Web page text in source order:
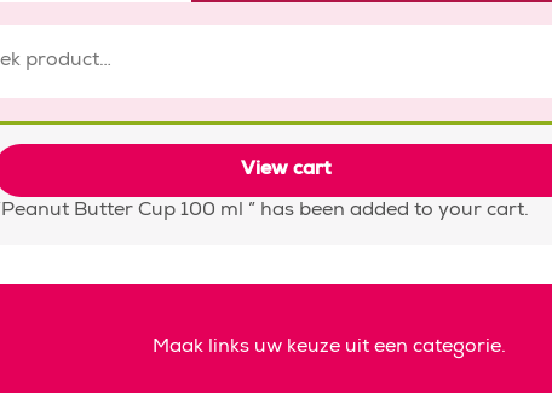
View cart
Butter Cup 100 ml ” has been added to your cart.
Maak links uw keuze uit een categorie.